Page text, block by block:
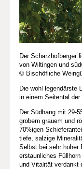
Der Scharzhofberger
von Wiltingen und
© Bischöfliche
Die wohl legendärste
in einem Seitental der
Der Südhang mit 29-
grobem grauem und
70%igen
tiefe, salzige
Selbst bei sehr hoher
erstaunliches
und Vitalität verdankt